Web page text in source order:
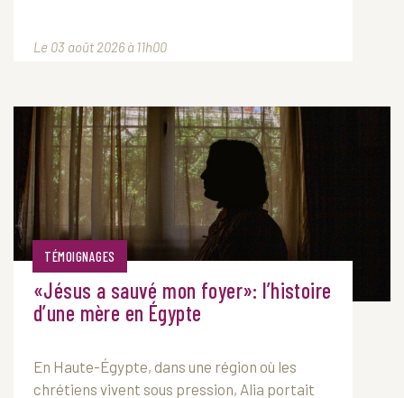
Le 03 août 2026 à 11h00
TÉMOIGNAGES
«Jésus a sauvé mon foyer»: l’histoire
d’une mère en Égypte
En Haute-Égypte, dans une région où les
chrétiens vivent sous pression, Alia portait